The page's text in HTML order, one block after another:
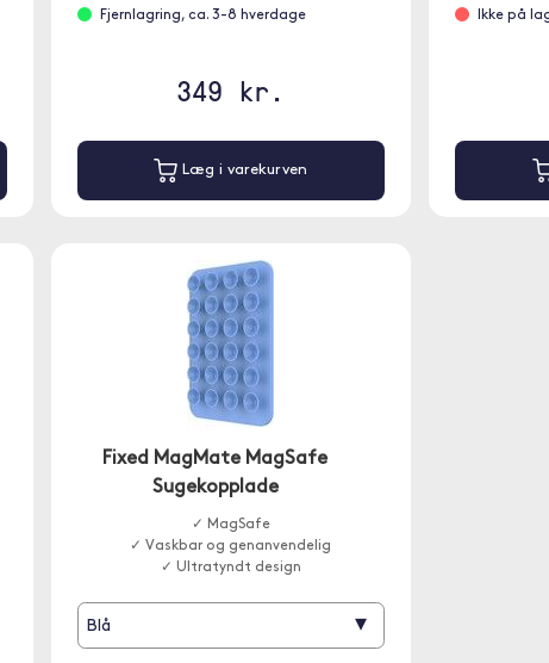
Fjernlagring, ca. 3-8 hverdage
349 kr.
Læg i varekurven
Ikke på
Fixed MagMate MagSafe
Sugekopplade
✓ MagSafe
✓ Vaskbar og genanvendelig
✓ Ultratyndt design
Blå ▾